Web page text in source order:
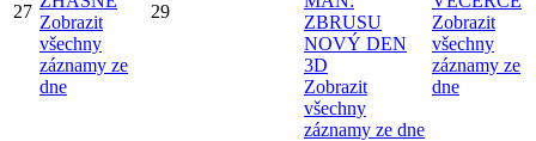
27
Zobrazit
všechny
záznamy ze
dne
29
ZBRUSU
NOVÝ DEN
3D
Zobrazit
všechny
záznamy ze dne
Zobrazit
všechny
záznamy ze
dne